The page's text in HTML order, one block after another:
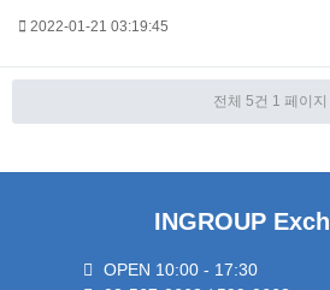
2022-01-21 03:19:45
전체 5건 1 페이지
INGROUP
OPEN 10:00 - 17:30